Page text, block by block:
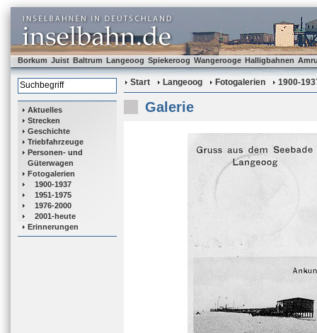
Borkum Juist Baltrum Langeoog Spiekeroog Wangerooge Halligbahnen
Aktuelles
Strecken
Geschichte
Triebfahrzeuge
Personen- und
Güterwagen
Fotogalerien
1900-1937
1951-1975
1976-2000
2001-heute
Erinnerungen
Start Langeoog Fotogalerien 1900-
Galerie